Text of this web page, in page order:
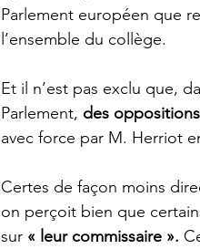
Parlement européen que
l’ensemble du collège.
Et il n’est pas exclu que,
Parlement, des
avec force par M. Herriot
Certes de façon moins
on perçoit bien que
sur « leur commissaire ».